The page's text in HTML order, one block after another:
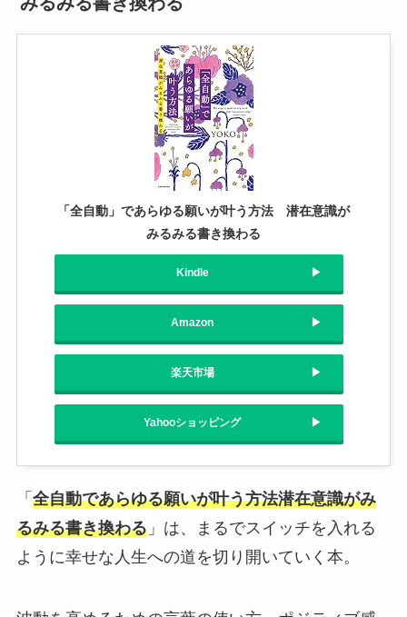
「全自動」であらゆる願いが叶う方法 潜在意識が
みるみる書き換わる
Kindle
Amazon
楽天市場
Yahooショッピング
「 全自動であらゆる願いが叶う方法潜在意識がみ
るみる書き換わる」は、まるでスイッチを入れる
ように幸せな人生への道を切り開いていく本。